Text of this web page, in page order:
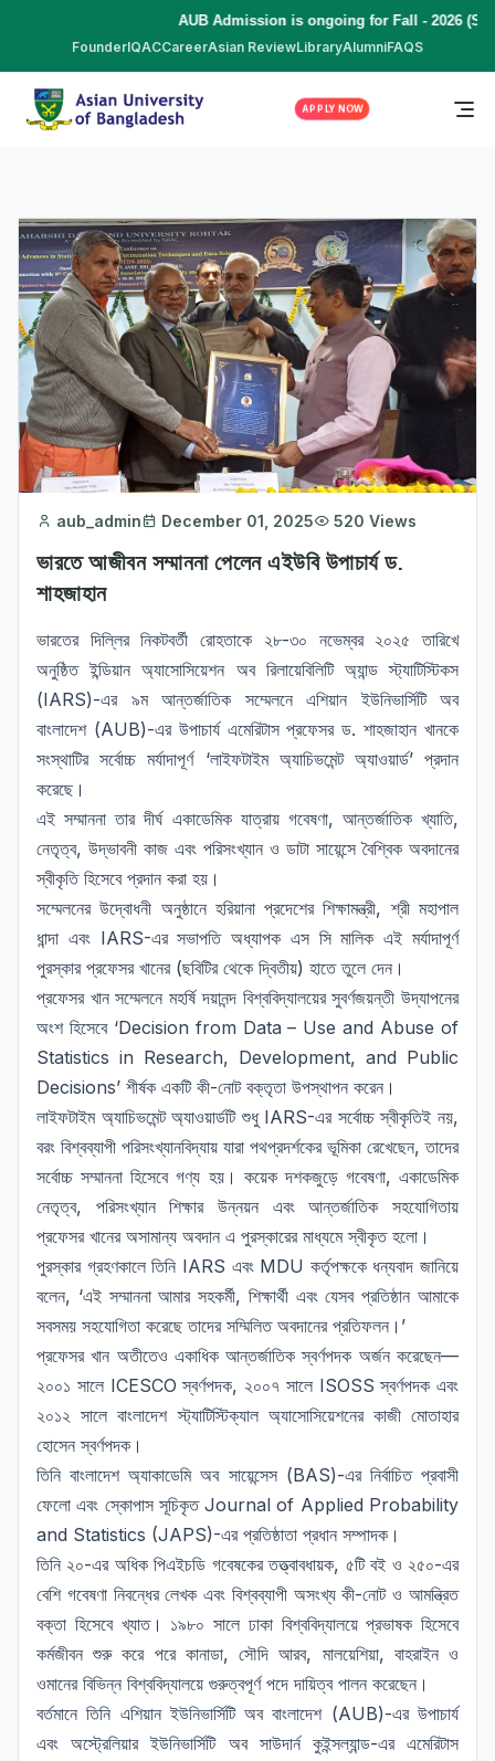
AUB Admission is ongoing for Fall - 2026
FounderIQACCareerAsian ReviewLibraryAlumniFAQS
APPLY NOW
aub_admin December 01, 2025 520 Views
ভারতে আজীবন সম্মাননা পেলেন এইউবি উপাচার্য ড.
শাহজাহান
ভারতের দিল্লির নিকটবর্তী রোহতাকে ২৮-৩০ নভেম্বর ২০২৫ তারিখে
অনুষ্ঠিত ইন্ডিয়ান অ্যাসোসিয়েশন অব রিলায়েবিলিটি অ্যান্ড স্ট্যাটিস্টিকস
(IARS)-এর ৯ম আন্তর্জাতিক সম্মেলনে এশিয়ান ইউনিভার্সিটি অব
বাংলাদেশ (AUB)-এর উপাচার্য এমেরিটাস প্রফেসর ড. শাহজাহান খানকে
সংস্থাটির সর্বোচ্চ মর্যাদাপূর্ণ ‘লাইফটাইম অ্যাচিভমেন্ট অ্যাওয়ার্ড’ প্রদান
করেছে।
এই সম্মাননা তার দীর্ঘ একাডেমিক যাত্রায় গবেষণা, আন্তর্জাতিক খ্যাতি,
নেতৃত্ব, উদ্ভাবনী কাজ এবং পরিসংখ্যান ও ডাটা সায়েন্সে বৈশ্বিক অবদানের
স্বীকৃতি হিসেবে প্রদান করা হয়।
সম্মেলনের উদ্বোধনী অনুষ্ঠানে হরিয়ানা প্রদেশের শিক্ষামন্ত্রী, শ্রী মহাপাল
ধান্দা এবং IARS-এর সভাপতি অধ্যাপক এস সি মালিক এই মর্যাদাপূর্ণ
পুরস্কার প্রফেসর খানের (ছবিটির থেকে দ্বিতীয়) হাতে তুলে দেন।
প্রফেসর খান সম্মেলনে মহর্ষি দয়ানন্দ বিশ্ববিদ্যালয়ের সুবর্ণজয়ন্তী উদ্‌যাপনের
অংশ হিসেবে ‘Decision from Data – Use and Abuse of
Statistics in Research, Development, and Public
Decisions’ শীর্ষক একটি কী-নোট বক্তৃতা উপস্থাপন করেন।
লাইফটাইম অ্যাচিভমেন্ট অ্যাওয়ার্ডটি শুধু IARS-এর সর্বোচ্চ স্বীকৃতিই নয়,
বরং বিশ্বব্যাপী পরিসংখ্যানবিদ্যায় যারা পথপ্রদর্শকের ভূমিকা রেখেছেন, তাদের
সর্বোচ্চ সম্মাননা হিসেবে গণ্য হয়। কয়েক দশকজুড়ে গবেষণা, একাডেমিক
নেতৃত্ব, পরিসংখ্যান শিক্ষার উন্নয়ন এবং আন্তর্জাতিক সহযোগিতায়
প্রফেসর খানের অসামান্য অবদান এ পুরস্কারের মাধ্যমে স্বীকৃত হলো।
পুরস্কার গ্রহণকালে তিনি IARS এবং MDU কর্তৃপক্ষকে ধন্যবাদ জানিয়ে
বলেন, ‘এই সম্মাননা আমার সহকর্মী, শিক্ষার্থী এবং যেসব প্রতিষ্ঠান আমাকে
সবসময় সহযোগিতা করেছে তাদের সম্মিলিত অবদানের প্রতিফলন।’
প্রফেসর খান অতীতেও একাধিক আন্তর্জাতিক স্বর্ণপদক অর্জন করেছেন—
২০০১ সালে ICESCO স্বর্ণপদক, ২০০৭ সালে ISOSS স্বর্ণপদক এবং
২০১২ সালে বাংলাদেশ স্ট্যাটিস্টিক্যাল অ্যাসোসিয়েশনের কাজী মোতাহার
হোসেন স্বর্ণপদক।
তিনি বাংলাদেশ অ্যাকাডেমি অব সায়েন্সেস (BAS)-এর নির্বাচিত প্রবাসী
ফেলো এবং স্কোপাস সূচিকৃত Journal of Applied Probability
and Statistics (JAPS)-এর প্রতিষ্ঠাতা প্রধান সম্পাদক।
তিনি ২০-এর অধিক পিএইচডি গবেষকের তত্ত্বাবধায়ক, ৫টি বই ও ২৫০-এর
বেশি গবেষণা নিবন্ধের লেখক এবং বিশ্বব্যাপী অসংখ্য কী-নোট ও আমন্ত্রিত
বক্তা হিসেবে খ্যাত। ১৯৮০ সালে ঢাকা বিশ্ববিদ্যালয়ে প্রভাষক হিসেবে
কর্মজীবন শুরু করে পরে কানাডা, সৌদি আরব, মালয়েশিয়া, বাহরাইন ও
ওমানের বিভিন্ন বিশ্ববিদ্যালয়ে গুরুত্বপূর্ণ পদে দায়িত্ব পালন করেছেন।
বর্তমানে তিনি এশিয়ান ইউনিভার্সিটি অব বাংলাদেশ (AUB)-এর উপাচার্য
এবং অস্ট্রেলিয়ার ইউনিভার্সিটি অব সাউদার্ন কুইন্সল্যান্ড-এর এমেরিটাস